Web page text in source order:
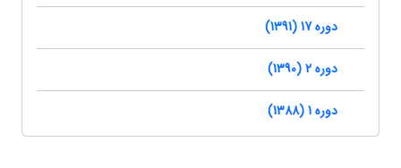
دوره 17 (1391)
دوره 2 (1390)
دوره 1 (1388)